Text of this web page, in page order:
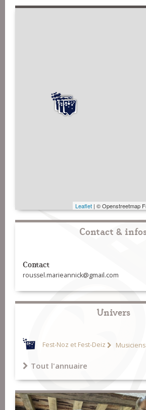
Leaflet | © Openstreetmap
Contact &
Contact
roussel.marieannick@gmail.com
Univers
Fest-Noz et Fest-Deiz Musiciens
Tout l'annuaire